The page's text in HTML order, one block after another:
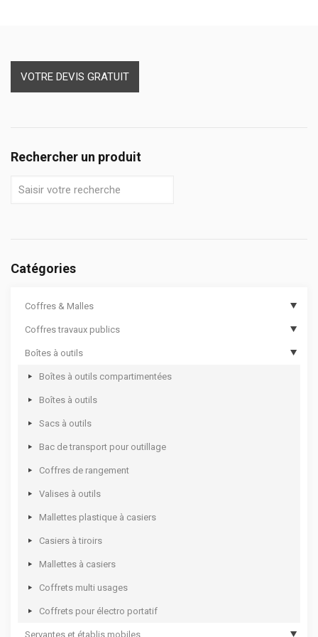
VOTRE DEVIS GRATUIT
Rechercher un produit
Catégories
Coffres & Malles
Coffres de chantier
Options de coffres de chantier
Malles cantines
Coffres aluminium
Coffres rotomoulés
Coffres travaux publics
Coffres de travaux publics
Coffres de travaux publics sécurisés
Boîtes à outils
Boîtes à outils compartimentées
Boîtes à outils
Sacs à outils
Bac de transport pour outillage
Coffres de rangement
Valises à outils
Mallettes plastique à casiers
Casiers à tiroirs
Mallettes à casiers
Coffrets multi usages
Coffrets pour électro portatif
Servantes et établis mobiles